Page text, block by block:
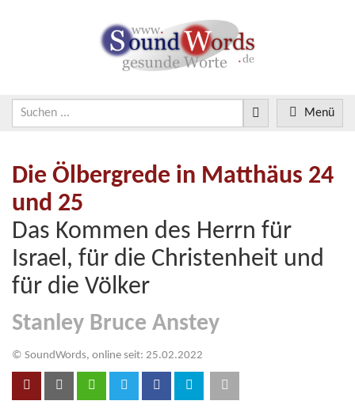
Menü
Die Ölbergrede in Matthäus 24
und 25
Das Kommen des Herrn für
Israel, für die Christenheit und
für die Völker
Stanley Bruce Anstey
© SoundWords, online seit: 25.02.2022